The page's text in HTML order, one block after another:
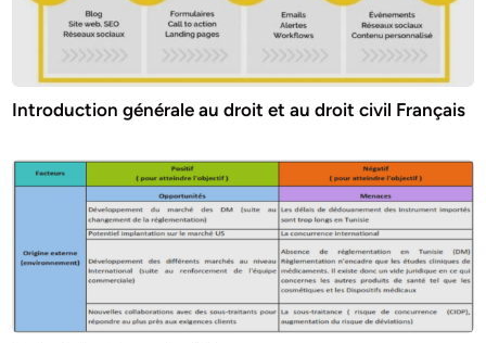
Introduction générale au droit et au droit civil Français